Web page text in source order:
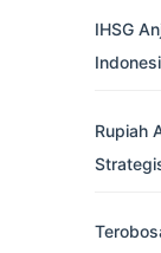
IHSG
Rupiah